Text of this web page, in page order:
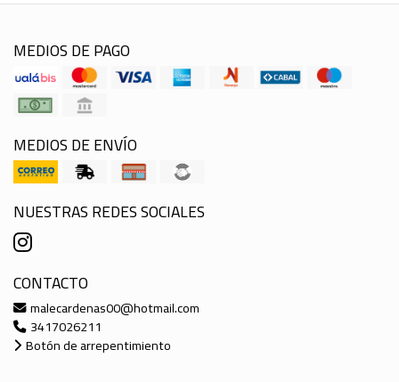
MEDIOS DE PAGO
MEDIOS DE ENVÍO
NUESTRAS REDES SOCIALES
CONTACTO
malecardenas00@hotmail.com
3417026211
Botón de arrepentimiento